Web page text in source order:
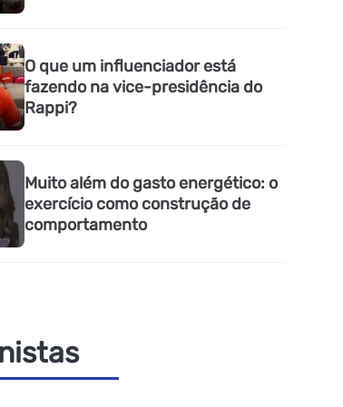
O que um influenciador está
fazendo na vice-presidência do
Rappi?
Muito além do gasto energético: o
exercício como construção de
comportamento